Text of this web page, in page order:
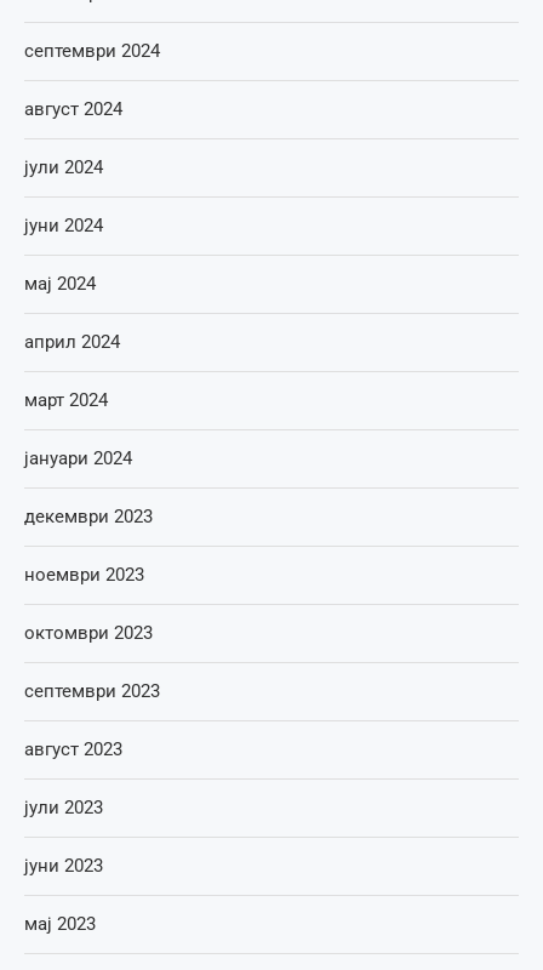
септември 2024
август 2024
јули 2024
јуни 2024
мај 2024
април 2024
март 2024
јануари 2024
декември 2023
ноември 2023
октомври 2023
септември 2023
август 2023
јули 2023
јуни 2023
мај 2023